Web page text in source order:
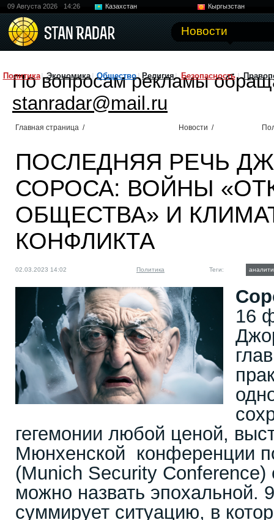
09 Августа 2026 14:26 Казахстан
Кыргызстан
Новости
Политика Экономика Общество Религия Безопасность
По вопросам рекламы
stanradar@mail.ru
Главная страница / Новости /
ПОСЛЕДНЯЯ РЕЧЬ
СОРОСА: ВОЙНЫ
ОБЩЕСТВА» И
КОНФЛИКТА
02.03.2023 14:02 Политика Теги:
16
гегемонии любой ценой,
Мюнхенской конференции
(Munich Security Conference)
можно назвать эпохальной.
суммирует ситуацию, в